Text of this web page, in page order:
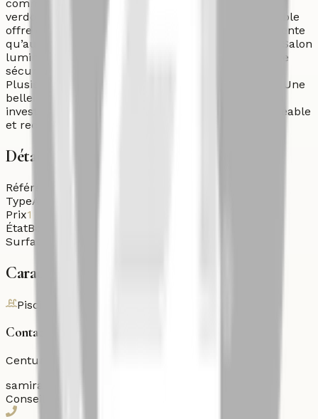
commodités. Situé dans un environnement calme,
verdoyant et bien entretenu, ce cadre de vie agréable
offre des installations adaptées aussi bien à la détente
qu’aux familles. Caractéristiques : • 2 chambres • Salon
lumineux • Cuisine équipée • 2 balcons • Résidence
sécurisée • Environnement verdoyant et soigné •
Plusieurs piscines • Espaces de jeux pour enfants Une
belle opportunité comme résidence secondaire ou
investissement, dans un environnement côtier agréable
et recherché à Imi Ouaddar.
Détails
Référence
TypeAppartement
Prix1 550 000
ÉtatBon état
Surface habitable
Caractéristiques
Piscine
Contactez l'agent
Century 21 Ollier
samira
Conseiller immobilier